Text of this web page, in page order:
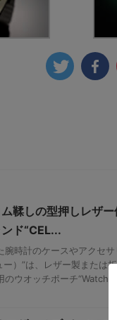
鞣しの型押しレザ
ド“CEL...
腕時計のケースやアクセ
ー）”は、レザー製または
のウオッチポーチ“Watch